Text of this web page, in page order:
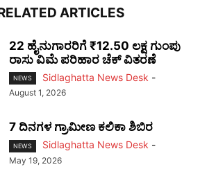
ARTICLES
22 ಹೈನುಗಾರರಿಗೆ ₹12.50 ಲಕ್ಷ ಗುಂಪು
ರಾಸು ವಿಮೆ ಪರಿಹಾರ ಚೆಕ್ ವಿತರಣೆ
NEWS Sidlaghatta News Desk -
August 1, 2026
7 ದಿನಗಳ ಗ್ರಾಮೀಣ ಕಲಿಕಾ ಶಿಬಿರ
NEWS Sidlaghatta News Desk -
May 19, 2026